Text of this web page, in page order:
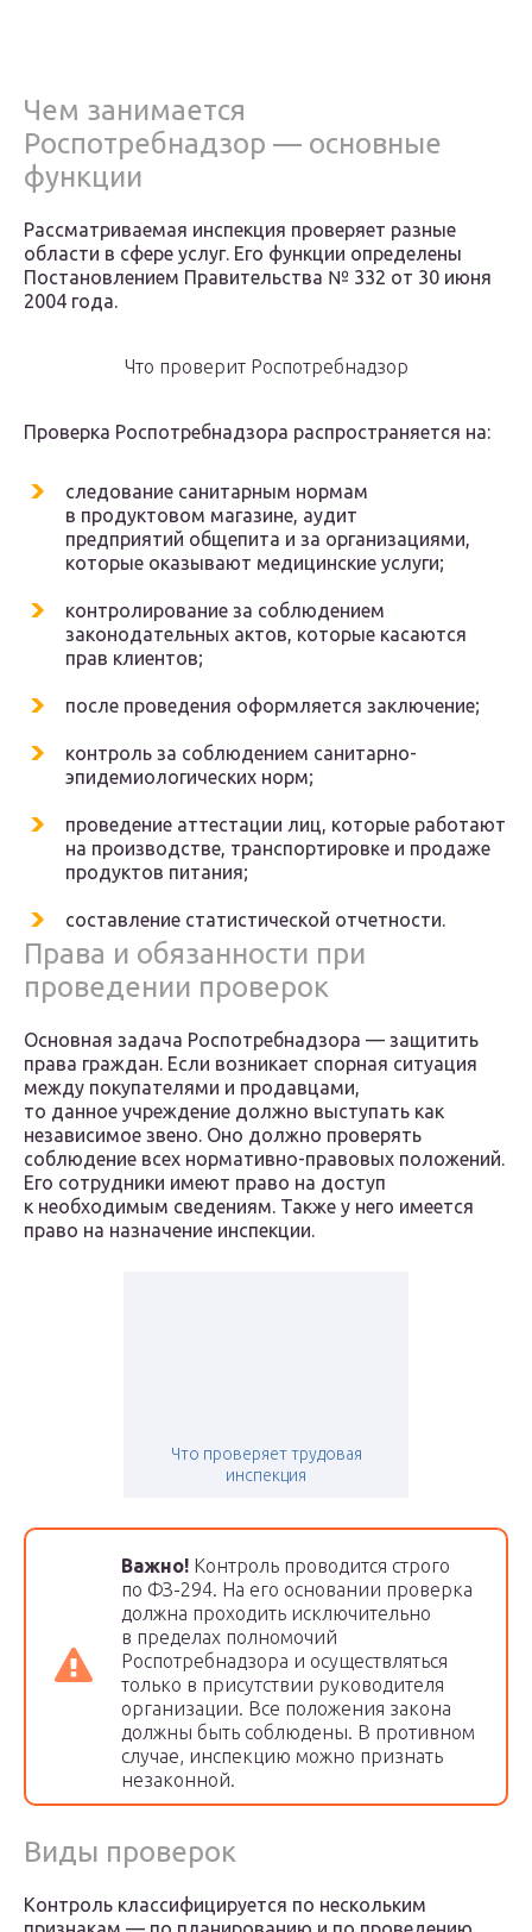
Чем занимается
Роспотребнадзор — основные
функции
Рассматриваемая инспекция проверяет разные
области в сфере услуг. Его функции определены
Постановлением Правительства № 332 от 30 июня
2004 года.
Что проверит Роспотребнадзор
Проверка Роспотребнадзора распространяется на:
следование санитарным нормам
в продуктовом магазине, аудит
предприятий общепита и за организациями,
которые оказывают медицинские услуги;
контролирование за соблюдением
законодательных актов, которые касаются
прав клиентов;
после проведения оформляется заключение;
контроль за соблюдением санитарно-
эпидемиологических норм;
проведение аттестации лиц, которые работают
на производстве, транспортировке и продаже
продуктов питания;
составление статистической отчетности.
Права и обязанности при
проведении проверок
Основная задача Роспотребнадзора — защитить
права граждан. Если возникает спорная ситуация
между покупателями и продавцами,
то данное учреждение должно выступать как
независимое звено. Оно должно проверять
соблюдение всех нормативно-правовых положений.
Его сотрудники имеют право на доступ
к необходимым сведениям. Также у него имеется
право на назначение инспекции.
Что проверяет трудовая
инспекция
Важно! Контроль проводится строго
по ФЗ-294. На его основании проверка
должна проходить исключительно
в пределах полномочий
Роспотребнадзора и осуществляться
только в присутствии руководителя
организации. Все положения закона
должны быть соблюдены. В противном
случае, инспекцию можно признать
незаконной.
Виды проверок
Контроль классифицируется по нескольким